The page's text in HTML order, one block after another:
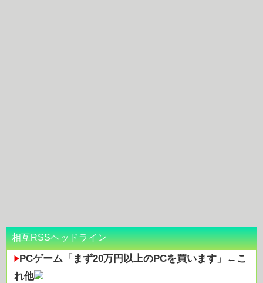
相互RSSヘッドライン
PCゲーム「まず20万円以上のPCを買います」←こ
れ他